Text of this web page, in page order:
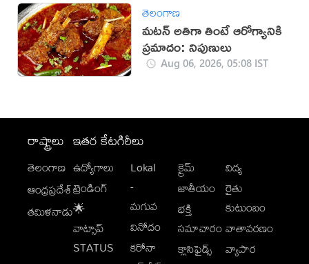
తెలంగాణ
మటన్ అతిగా తింటే ఆరోగ్యానికి
ప్రమాదం: నిపుణులు
Aug 06, 2026, 05:08 IST
రాష్ట్రాలు
తెలంగాణ
ఆంధ్రప్రదేశ్
తమిళనాడు
ఇతర కేటగిరీలు
ఉద్యోగాలు
ట్రెండింగ్
🌟
వాట్సాప్
STATUS
Lokal
-
మగువ
వినోదం
కరోనా
క్రైమ్
జాతీయం
భక్తి
సమాచారం
క్లాసిఫైడ్స్
విద్య
రైతు
కుటుంబం
వాతావరణం
వ్యాపార